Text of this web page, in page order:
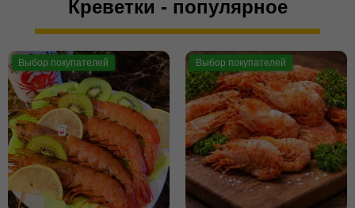
Креветки - популярное
Выбор покупателей Выбор покупателей